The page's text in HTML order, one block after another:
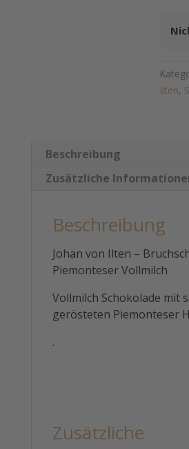
Ilten,
Beschreibung
Zusätzliche
Beschreibung
Johan von Ilten –
Piemonteser Vollmilch
Vollmilch Schokolade mit
gerösteten Piemonteser
.
Zusätzliche